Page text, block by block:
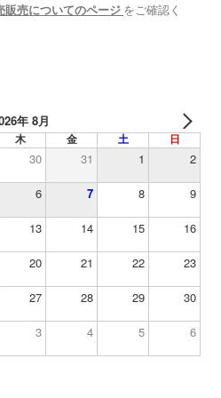
販売についてのページ をご確認く
年 8月
木 金 土 日
30 31 1 2
6 7 8 9
13 14 15 16
20 21 22 23
27 28 29 30
3 4 5 6